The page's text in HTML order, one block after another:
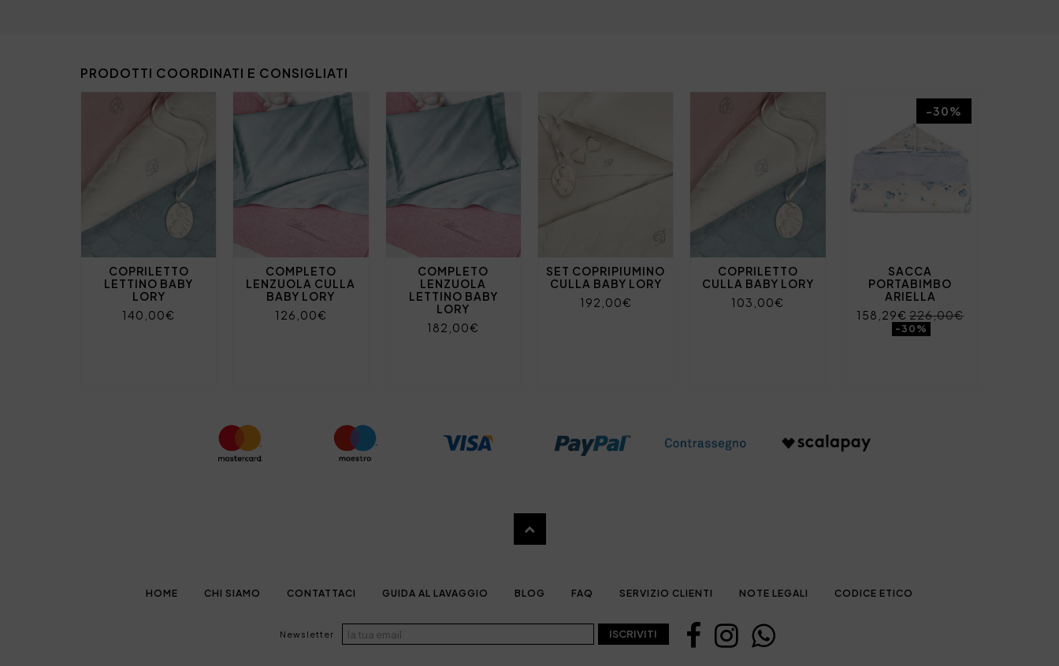
PRODOTTI COORDINATI E CONSIGLIATI
COPRILETTO
LETTINO BABY
LORY
140,00€
COMPLETO
LENZUOLA CULLA
BABY LORY
126,00€
COMPLETO
LENZUOLA
LETTINO BABY
LORY
182,00€
SET COPRIPIUMINO
CULLA BABY LORY
192,00€
COPRILETTO
CULLA BABY LORY
103,00€
SACCA
PORTABIMBO
ARIELLA
158,29€226,00€
-30%
-30%
HOME CHI SIAMO CONTATTACI GUIDA AL LAVAGGIO BLOG FAQ SERVIZIO CLIENTI NOTE LEGALI CODICE ETICO
Newsletter ISCRIVITI